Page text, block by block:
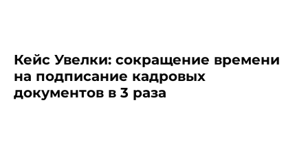
Кейс Увелки: сокращение времени
на подписание кадровых
документов в 3 раза